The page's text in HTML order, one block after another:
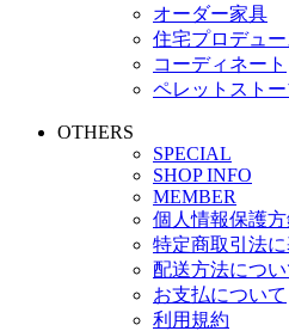
オーダー家具
住宅プロデュー
コーディネート
ペレットスト
OTHERS
SPECIAL
SHOP INFO
MEMBER
個人情報保護
特定商取引法
配送方法につい
お支払について
利用規約